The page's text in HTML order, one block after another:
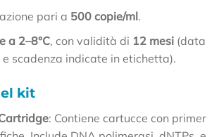
pari a 500 copie/ml.
a 2–8°C, con validità di 12 mesi(data
scadenza indicate in etichetta).
kit
: Contiene cartucce con primer